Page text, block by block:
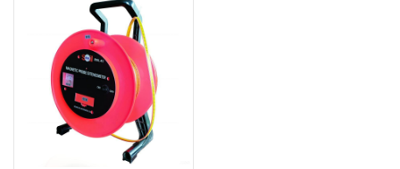
BSIL-E2型电磁沉降仪
MORE